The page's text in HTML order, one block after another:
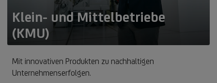
Klein- und Mittelbetriebe
(KMU)
Mit innovativen Produkten zu nachhaltigen
Unternehmenserfolgen.